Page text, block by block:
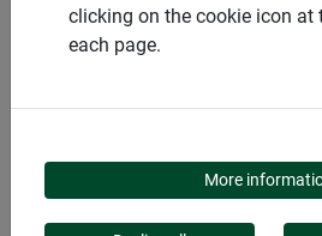
PRODUITS
RUBAN
JUTE À
clicking on the cookie icon at
each page.
More